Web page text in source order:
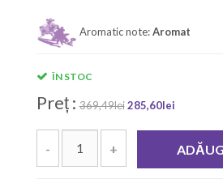
Aromatic note:Aromat
ÎN STOC
Preț :369,49lei 285,60lei
- +